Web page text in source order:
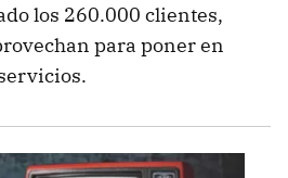
los 260.000 clientes,
para poner en